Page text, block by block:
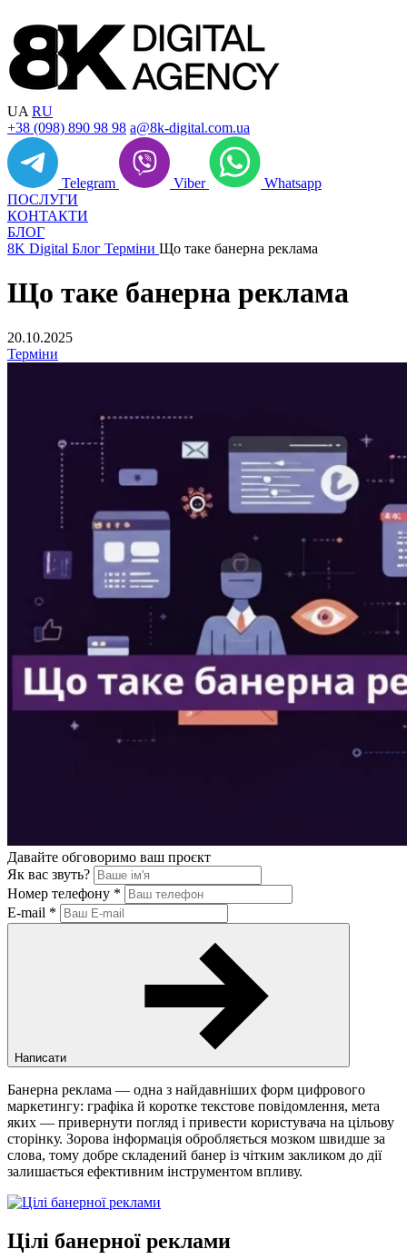
UA RU
+38 (098) 890 98 98 a@8k-digital.com.ua
Telegram Viber
Whatsapp
ПОСЛУГИ
КОНТАКТИ
БЛОГ
8K Digital Блог Терміни Що таке банерна реклама
Що таке банерна реклама
20.10.2025
Терміни
Давайте обговоримо ваш проєкт
Як вас звуть?
Номер телефону *
E-mail *
Написати
Банерна реклама — одна з найдавніших форм цифрового
маркетингу: графіка й коротке текстове повідомлення, мета
яких — привернути погляд і привести користувача на цільову
сторінку. Зорова інформація обробляється мозком швидше за
слова, тому добре складений банер із чітким закликом до дії
залишається ефективним інструментом впливу.
Цілі банерної реклами